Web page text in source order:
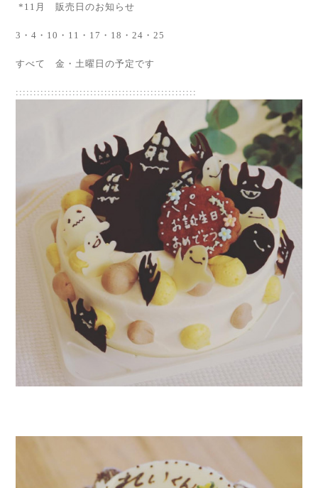
*11月 販売日のお知らせ
3・4・10・11・17・18・24・25
すべて 金・土曜日の予定です
:::::::::::::::::::::::::::::::::::::::::::::::::::